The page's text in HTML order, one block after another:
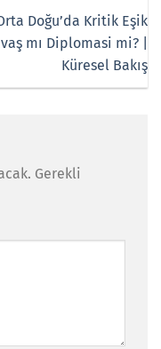
Doğu’da Kritik Eşik
mı Diplomasi mi? |
Küresel Bakış
Gerekli